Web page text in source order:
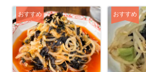
おすすめ おすすめ